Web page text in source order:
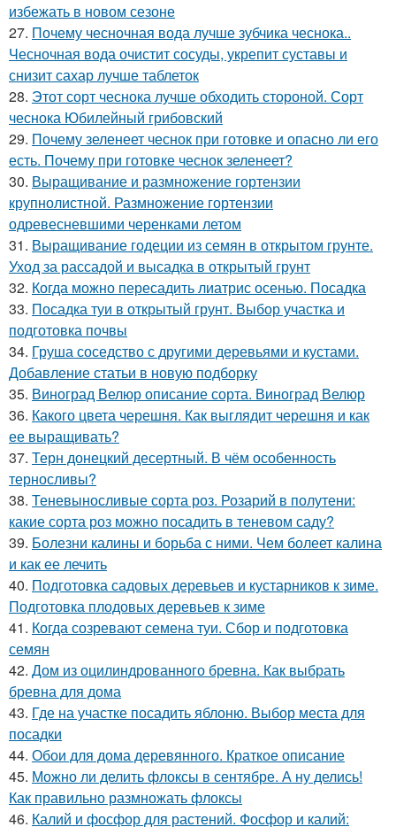
избежать в новом сезоне
27. Почему чесночная вода лучше зубчика чеснока..
Чесночная вода очистит сосуды, укрепит суставы и
снизит сахар лучше таблеток
28. Этот сорт чеснока лучше обходить стороной. Сорт
чеснока Юбилейный грибовский
29. Почему зеленеет чеснок при готовке и опасно ли его
есть. Почему при готовке чеснок зеленеет?
30. Выращивание и размножение гортензии
крупнолистной. Размножение гортензии
одревесневшими черенками летом
31. Выращивание годеции из семян в открытом грунте.
Уход за рассадой и высадка в открытый грунт
32. Когда можно пересадить лиатрис осенью. Посадка
33. Посадка туи в открытый грунт. Выбор участка и
подготовка почвы
34. Груша соседство с другими деревьями и кустами.
Добавление статьи в новую подборку
35. Виноград Велюр описание сорта. Виноград Велюр
36. Какого цвета черешня. Как выглядит черешня и как
ее выращивать?
37. Терн донецкий десертный. В чём особенность
терносливы?
38. Теневыносливые сорта роз. Розарий в полутени:
какие сорта роз можно посадить в теневом саду?
39. Болезни калины и борьба с ними. Чем болеет калина
и как ее лечить
40. Подготовка садовых деревьев и кустарников к зиме.
Подготовка плодовых деревьев к зиме
41. Когда созревают семена туи. Сбор и подготовка
семян
42. Дом из оцилиндрованного бревна. Как выбрать
бревна для дома
43. Где на участке посадить яблоню. Выбор места для
посадки
44. Обои для дома деревянного. Краткое описание
45. Можно ли делить флоксы в сентябре. А ну делись!
Как правильно размножать флоксы
46. Калий и фосфор для растений. Фосфор и калий: